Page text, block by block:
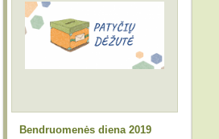
Bendruomenės diena 2019